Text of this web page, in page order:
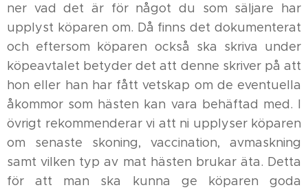
ner vad det är för något du som säljare har
upplyst köparen om. Då finns det dokumenterat
och eftersom köparen också ska skriva under
köpeavtalet betyder det att denne skriver på att
hon eller han har fått vetskap om de eventuella
åkommor som hästen kan vara behäftad med. I
övrigt rekommenderar vi att ni upplyser köparen
om senaste skoning, vaccination, avmaskning
samt vilken typ av mat hästen brukar äta. Detta
för att man ska kunna ge köparen goda